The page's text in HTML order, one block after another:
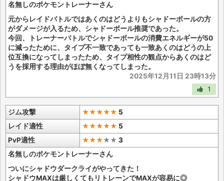
名無しのポケモントレーナーさん
元からレイドバトルではあくのはどうよりもシャドーボールの方
がダメージが入るため、シャドーボール推奨であった。
今回、トレーナーバトルでシャドーボールの消費エネルギーが50
に減ったために、タイプ不一致であっても一致あくのはどうの上
位互換になってしまったため、タイプ相性の観点からあくのはど
うを採用する理由がほぼ無くなってしまった。
2025年12月11日 23時13分
1
ジム攻撃 ★★★★★ 5
レイド適性
★★★★★ 5
PvP適性
★★★★★ 3
名無しのポケモントレーナーさん
ついにシャドウダークライがやってきた！
シャドウMAXは厳しくてもリトレーンでMAXが容易に◎